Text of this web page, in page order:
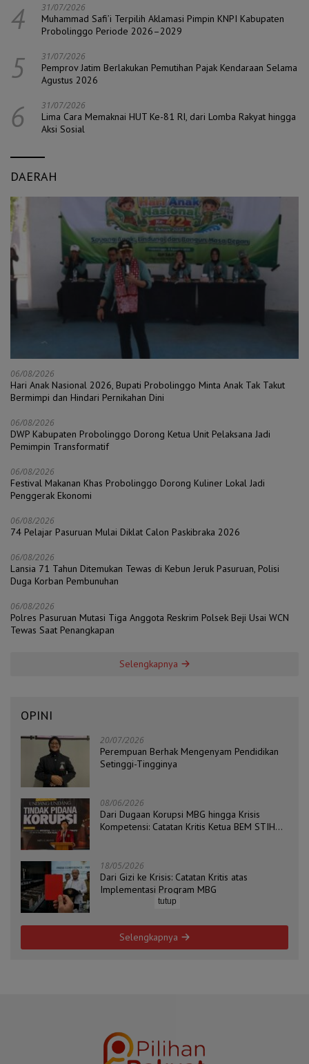
4 31/07/2026
Muhammad Safi’i Terpilih Aklamasi Pimpin KNPI Kabupaten
Probolinggo Periode 2026–2029
5 31/07/2026
Pemprov Jatim Berlakukan Pemutihan Pajak Kendaraan Selama
Agustus 2026
6 31/07/2026
Lima Cara Memaknai HUT Ke-81 RI, dari Lomba Rakyat hingga
Aksi Sosial
DAERAH
06/08/2026
Hari Anak Nasional 2026, Bupati Probolinggo Minta Anak Tak Takut
Bermimpi dan Hindari Pernikahan Dini
06/08/2026
DWP Kabupaten Probolinggo Dorong Ketua Unit Pelaksana Jadi
Pemimpin Transformatif
06/08/2026
Festival Makanan Khas Probolinggo Dorong Kuliner Lokal Jadi
Penggerak Ekonomi
06/08/2026
74 Pelajar Pasuruan Mulai Diklat Calon Paskibraka 2026
06/08/2026
Lansia 71 Tahun Ditemukan Tewas di Kebun Jeruk Pasuruan, Polisi
Duga Korban Pembunuhan
06/08/2026
Polres Pasuruan Mutasi Tiga Anggota Reskrim Polsek Beji Usai WCN
Tewas Saat Penangkapan
Selengkapnya
OPINI
20/07/2026
Perempuan Berhak Mengenyam Pendidikan
Setinggi-Tingginya
08/06/2026
Dari Dugaan Korupsi MBG hingga Krisis
Kompetensi: Catatan Kritis Ketua BEM STIH
18/05/2026
Dari Gizi ke Krisis: Catatan Kritis atas
Implementasi Program MBG
Selengkapnya
tutup